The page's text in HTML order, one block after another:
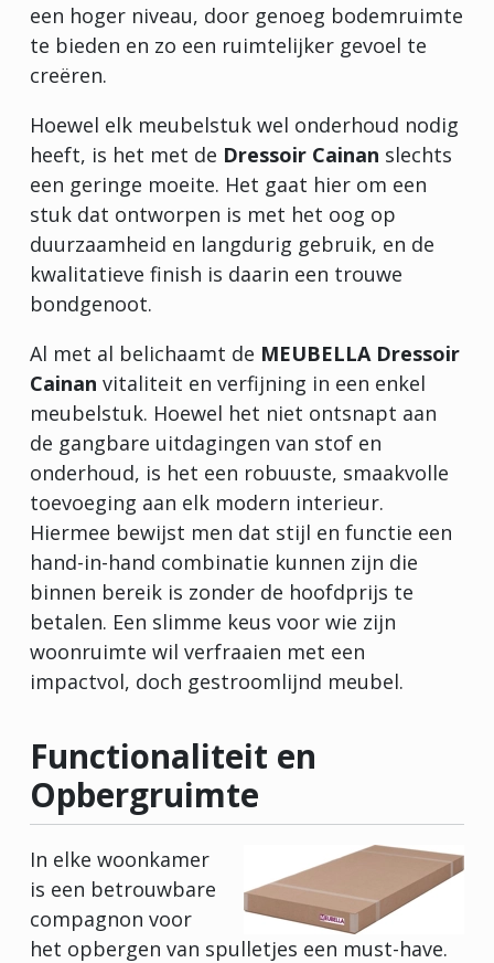
een hoger niveau, door genoeg bodemruimte
te bieden en zo een ruimtelijker gevoel te
creëren.
Hoewel elk meubelstuk wel onderhoud nodig
heeft, is het met de Dressoir Cainan slechts
een geringe moeite. Het gaat hier om een
stuk dat ontworpen is met het oog op
duurzaamheid en langdurig gebruik, en de
kwalitatieve finish is daarin een trouwe
bondgenoot.
Al met al belichaamt de MEUBELLA Dressoir
Cainan vitaliteit en verfijning in een enkel
meubelstuk. Hoewel het niet ontsnapt aan
de gangbare uitdagingen van stof en
onderhoud, is het een robuuste, smaakvolle
toevoeging aan elk modern interieur.
Hiermee bewijst men dat stijl en functie een
hand-in-hand combinatie kunnen zijn die
binnen bereik is zonder de hoofdprijs te
betalen. Een slimme keus voor wie zijn
woonruimte wil verfraaien met een
impactvol, doch gestroomlijnd meubel.
Functionaliteit en
Opbergruimte
In elke woonkamer
is een betrouwbare
compagnon voor
het opbergen van spulletjes een must-have.